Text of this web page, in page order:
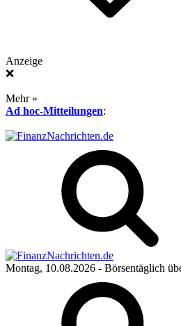
Anzeige
❌
Mehr »
Ad hoc-Mitteilungen:
Montag, 10.08.2026 - Börsentäglich